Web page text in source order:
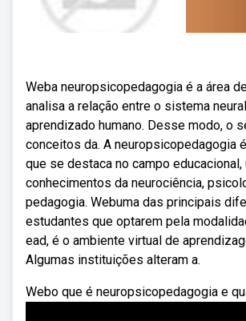
Weba neuropsicopedagogia é a área
analisa a relação entre o sistema
aprendizado humano. Desse modo, o
conceitos da. A neuropsicopedagogia
que se destaca no campo educacional,
conhecimentos da neurociência,
pedagogia. Webuma das principais
estudantes que optarem pela
ead, é o ambiente virtual de
Algumas instituições alteram a.
Webo que é neuropsicopedagogia e